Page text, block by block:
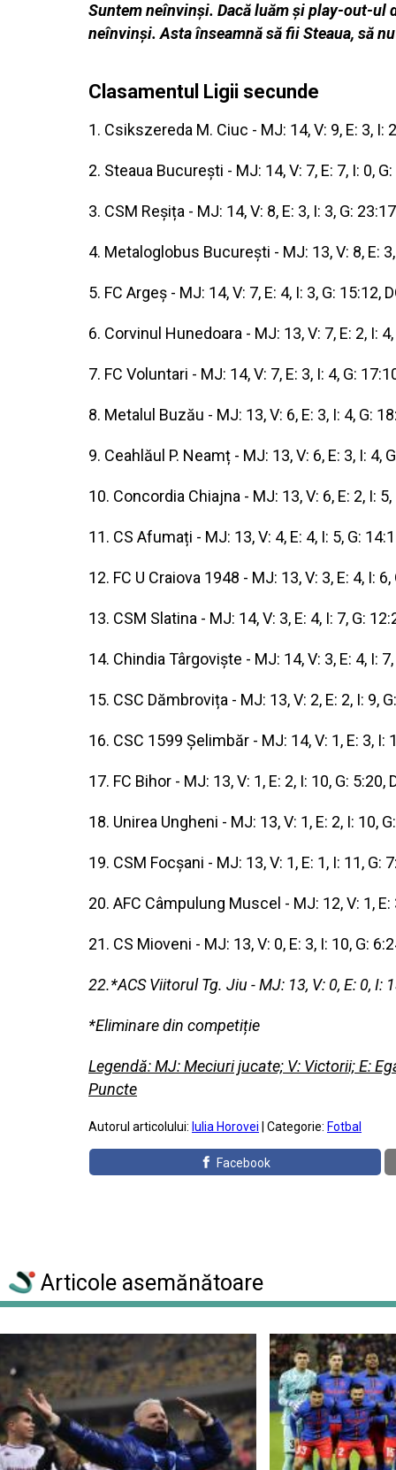
Suntem neînvinși. Dacă luăm și play-out-ul
neînvinși. Asta înseamnă să fii Steaua, să
Clasamentul Ligii secunde
1. Csikszereda M. Ciuc - MJ: 14, V: 9, E: 3, I:
2. Steaua București - MJ: 14, V: 7, E: 7, I: 0,
3. CSM Reșița - MJ: 14, V: 8, E: 3, I: 3, G:
4. Metaloglobus București - MJ: 13, V: 8, E: 3,
5. FC Argeș - MJ: 14, V: 7, E: 4, I: 3, G: 15:12,
6. Corvinul Hunedoara - MJ: 13, V: 7, E: 2, I:
7. FC Voluntari - MJ: 14, V: 7, E: 3, I: 4, G:
8. Metalul Buzău - MJ: 13, V: 6, E: 3, I: 4, G:
9. Ceahlăul P. Neamț - MJ: 13, V: 6, E: 3, I: 4,
10. Concordia Chiajna - MJ: 13, V: 6, E: 2, I: 5,
11. CS Afumați - MJ: 13, V: 4, E: 4, I: 5, G:
12. FC U Craiova 1948 - MJ: 13, V: 3, E: 4, I: 6,
13. CSM Slatina - MJ: 14, V: 3, E: 4, I: 7, G:
14. Chindia Târgoviște - MJ: 14, V: 3, E: 4, I:
15. CSC Dămbrovița - MJ: 13, V: 2, E: 2, I: 9,
16. CSC 1599 Șelimbăr - MJ: 14, V: 1, E: 3, I:
17. FC Bihor - MJ: 13, V: 1, E: 2, I: 10, G: 5:20,
18. Unirea Ungheni - MJ: 13, V: 1, E: 2, I: 10,
19. CSM Focșani - MJ: 13, V: 1, E: 1, I: 11, G:
20. AFC Câmpulung Muscel - MJ: 12, V: 1, E:
21. CS Mioveni - MJ: 13, V: 0, E: 3, I: 10, G:
22.*ACS Viitorul Tg. Jiu - MJ: 13, V: 0, E: 0, I:
*Eliminare din competiție
Legendă: MJ: Meciuri jucate; V: Victorii; E:
Puncte
Autorul articolului: Iulia Horovei | Categorie: Fotbal
Facebook
Articole asemănătoare